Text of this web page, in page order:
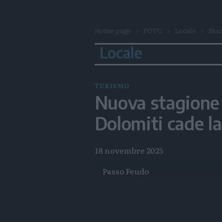
Home page FOTO Locale
Locale
TURISMO
Nuova
Dolomiti cade
18 novembre 2025
Passo Feudo